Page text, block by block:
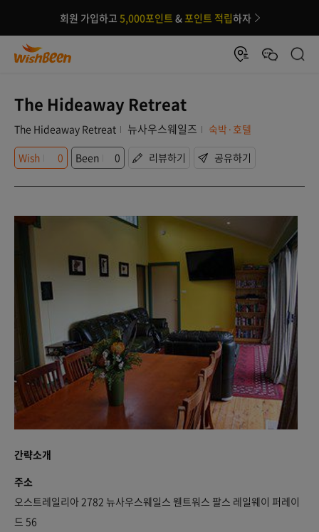
회원 가입하고 5,000포인트 &포인트 적립하자
The Hideaway Retreat
The Hideaway Retreat 뉴사우스웨일즈
숙박·호텔
Wish
0 Been 0 리뷰하기 공유하기
간략소개
주소
오스트레일리아 2782 뉴사우스웨일스 웬트워스 팔스 레일웨이 퍼레이
드 56